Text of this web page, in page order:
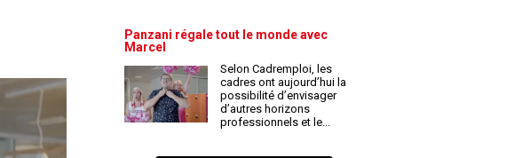
Panzani régale tout le monde avec
Marcel
Selon Cadremploi, les
cadres ont aujourd’hui la
possibilité d’envisager
d’autres horizons
professionnels et le...